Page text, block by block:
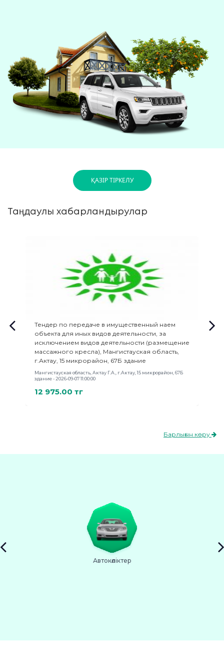
ҚАЗІР ТІРКЕЛУ
Таңдаулы хабарландырулар
Тендер по передаче в имущественный наем
объекта для иных видов деятельности, за
исключением видов деятельности (размещение
массажного кресла), Мангистауская область,
г.Актау, 15 микрорайон, 67Б здание
Мангистауская область, Актау Г.А., г.Актау, 15 микрорайон, 67Б
здание - 2026-09-07 11:00:00
12 975.00 тг
Барлығын көру
Автокөліктер